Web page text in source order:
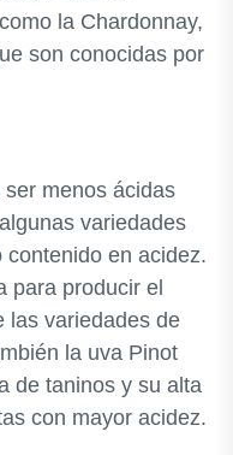
la Chardonnay,
son conocidas por
menos ácidas
variedades
en acidez.
para producir el
las variedades de
la uva Pinot
de taninos y su alta
con mayor acidez.